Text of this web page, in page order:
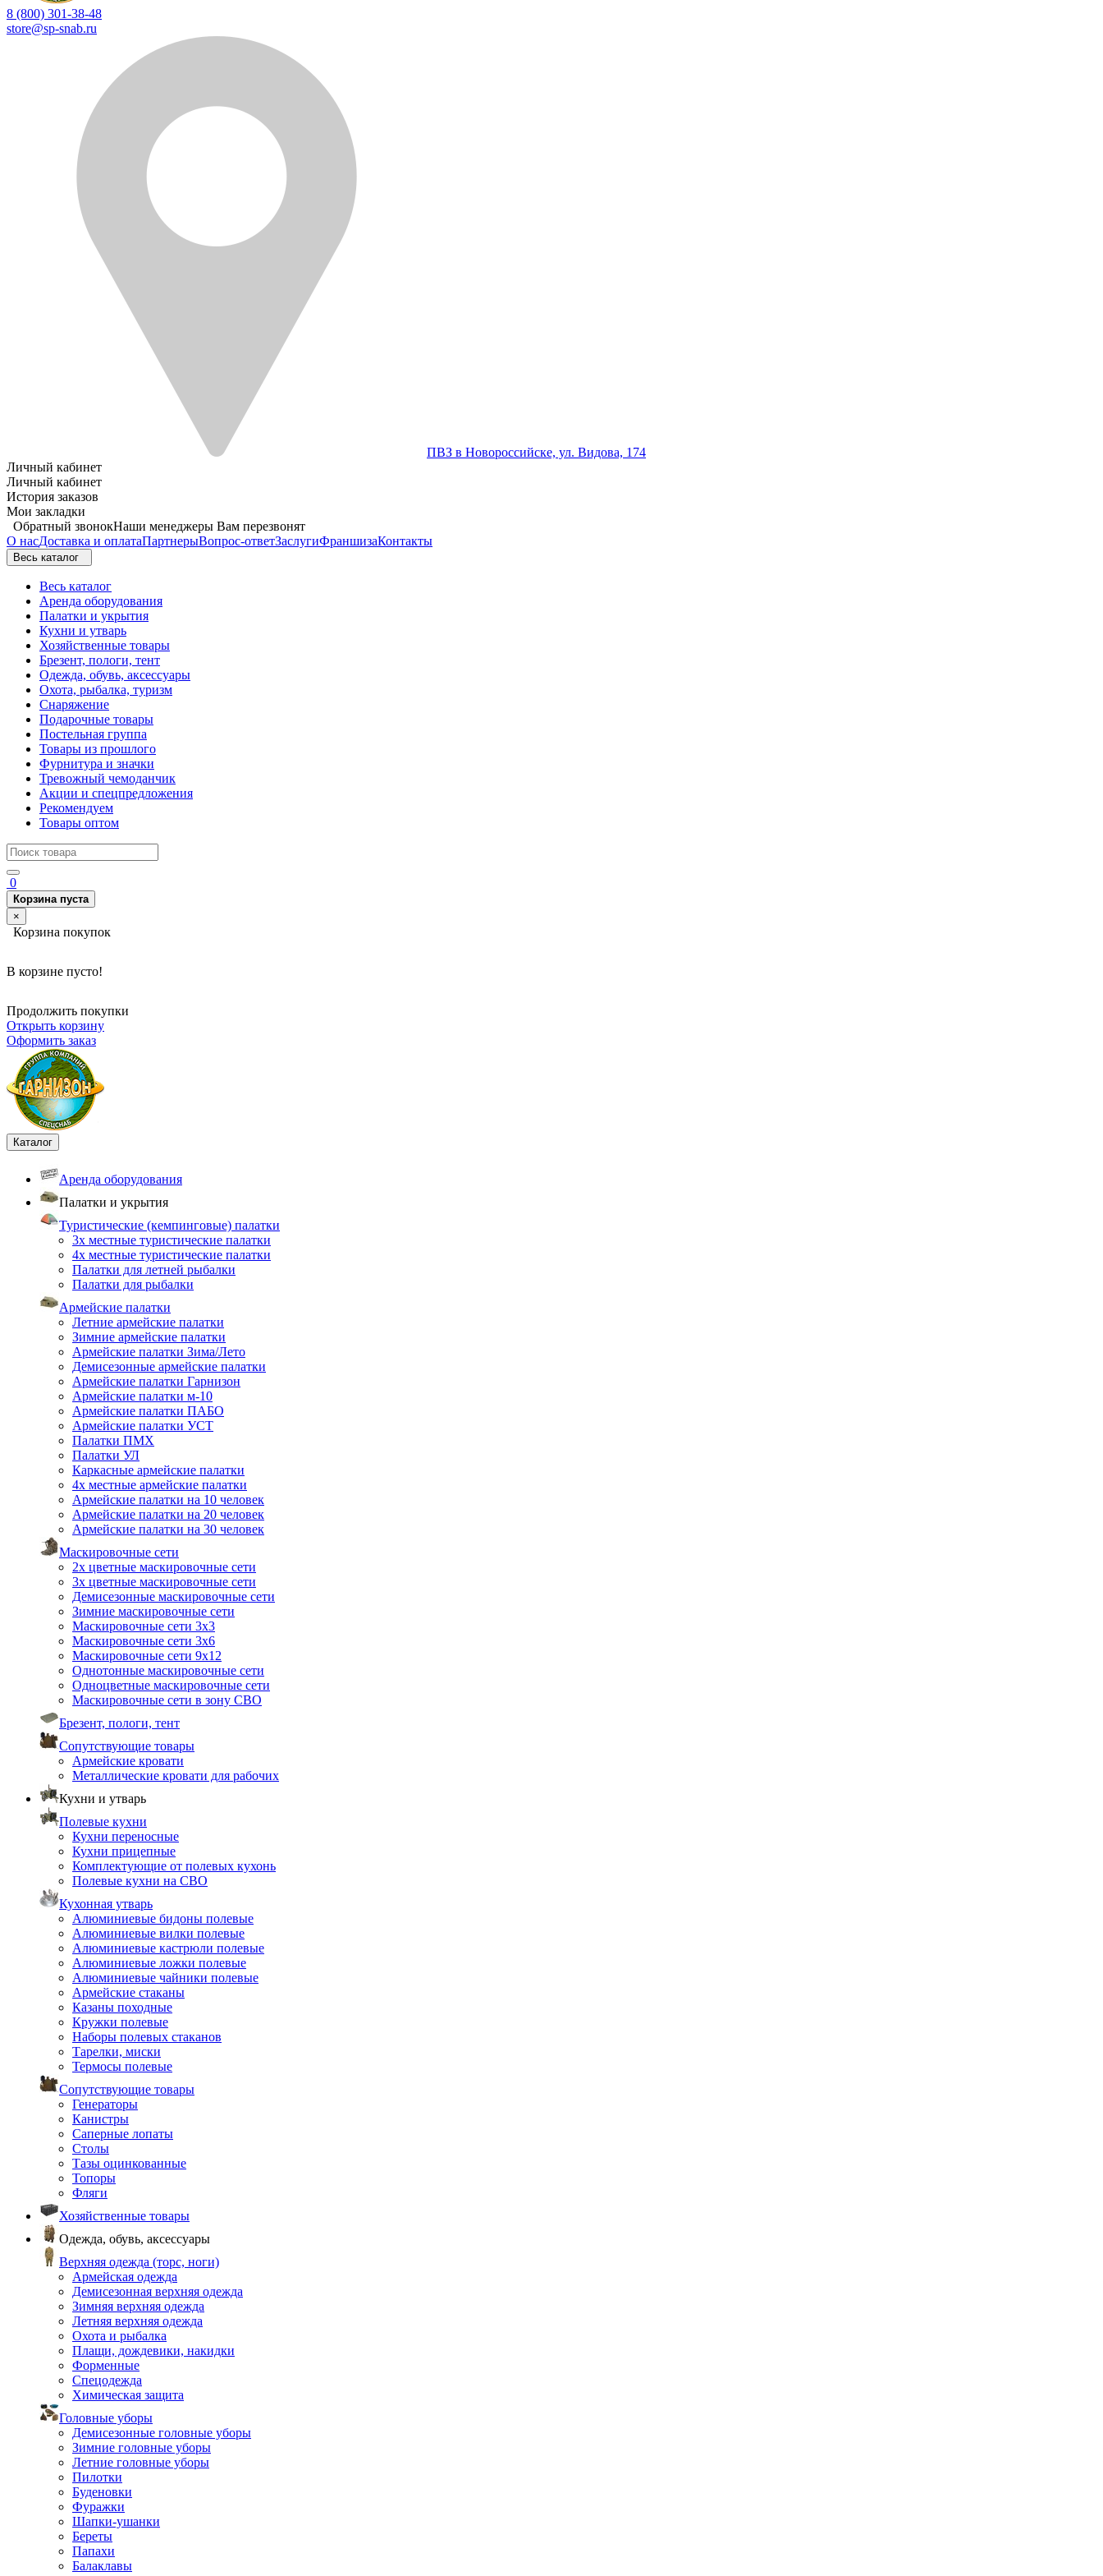
8 (800) 301-38-48
store@sp-snab.ru
ПВЗ в Новороссийске, ул. Видова, 174
Личный кабинет
Личный кабинет
История заказов
Мои закладки
Обратный звонокНаши менеджеры Вам перезвонят
О насДоставка и оплатаПартнерыВопрос-ответЗаслугиФраншизаКонтакты
Весь каталог
Весь каталог
Аренда оборудования
Палатки и укрытия
Кухни и утварь
Хозяйственные товары
Брезент, пологи, тент
Одежда, обувь, аксессуары
Охота, рыбалка, туризм
Снаряжение
Подарочные товары
Постельная группа
Товары из прошлого
Фурнитура и значки
Тревожный чемоданчик
Акции и спецпредложения
Рекомендуем
Товары оптом
0
Корзина пуста
×
Корзина покупок
В корзине пусто!
Продолжить покупки
Открыть корзину
Оформить заказ
Каталог
Аренда оборудования
Палатки и укрытия
Туристические (кемпинговые) палатки
3х местные туристические палатки
4х местные туристические палатки
Палатки для летней рыбалки
Палатки для рыбалки
Армейские палатки
Летние армейские палатки
Зимние армейские палатки
Армейские палатки Зима/Лето
Демисезонные армейские палатки
Армейские палатки Гарнизон
Армейские палатки м-10
Армейские палатки ПАБО
Армейские палатки УСТ
Палатки ПМХ
Палатки УЛ
Каркасные армейские палатки
4х местные армейские палатки
Армейские палатки на 10 человек
Армейские палатки на 20 человек
Армейские палатки на 30 человек
Маскировочные сети
2х цветные маскировочные сети
3х цветные маскировочные сети
Демисезонные маскировочные сети
Зимние маскировочные сети
Маскировочные сети 3х3
Маскировочные сети 3х6
Маскировочные сети 9х12
Однотонные маскировочные сети
Одноцветные маскировочные сети
Маскировочные сети в зону СВО
Брезент, пологи, тент
Сопутствующие товары
Армейские кровати
Металлические кровати для рабочих
Кухни и утварь
Полевые кухни
Кухни переносные
Кухни прицепные
Комплектующие от полевых кухонь
Полевые кухни на СВО
Кухонная утварь
Алюминиевые бидоны полевые
Алюминиевые вилки полевые
Алюминиевые кастрюли полевые
Алюминиевые ложки полевые
Алюминиевые чайники полевые
Армейские стаканы
Казаны походные
Кружки полевые
Наборы полевых стаканов
Тарелки, миски
Термосы полевые
Сопутствующие товары
Генераторы
Канистры
Саперные лопаты
Столы
Тазы оцинкованные
Топоры
Фляги
Хозяйственные товары
Одежда, обувь, аксессуары
Верхняя одежда (торс, ноги)
Армейская одежда
Демисезонная верхняя одежда
Зимняя верхняя одежда
Летняя верхняя одежда
Охота и рыбалка
Плащи, дождевики, накидки
Форменные
Спецодежда
Химическая защита
Головные уборы
Демисезонные головные уборы
Зимние головные уборы
Летние головные уборы
Пилотки
Буденовки
Фуражки
Шапки-ушанки
Береты
Папахи
Балаклавы